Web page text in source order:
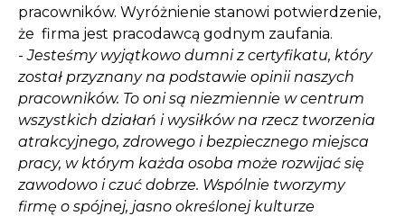
pracowników. Wyróżnienie stanowi potwierdzenie,
że firma jest pracodawcą godnym zaufania.
- Jesteśmy wyjątkowo dumni z certyfikatu, który
został przyznany na podstawie opinii naszych
pracowników. To oni są niezmiennie w centrum
wszystkich działań i wysiłków na rzecz tworzenia
atrakcyjnego, zdrowego i bezpiecznego miejsca
pracy, w którym każda osoba może rozwijać się
zawodowo i czuć dobrze. Wspólnie tworzymy
firmę o spójnej, jasno określonej kulturze